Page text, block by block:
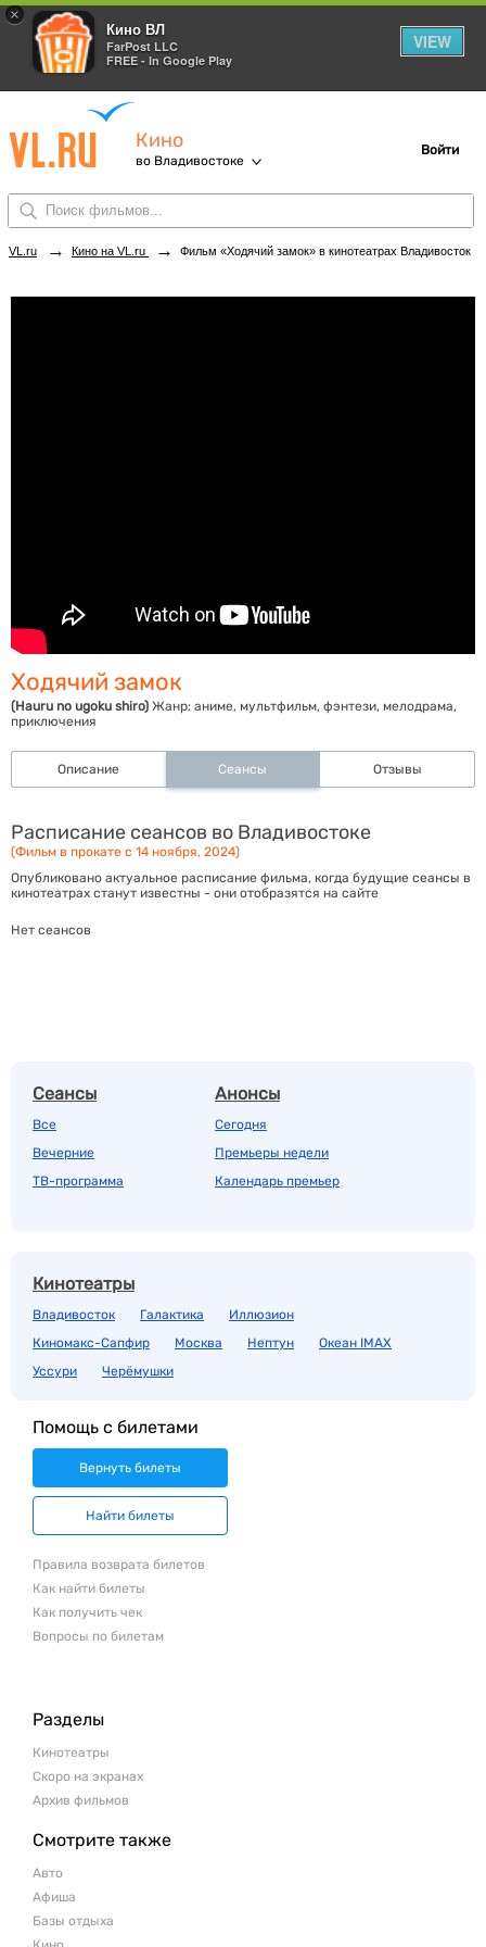
×
Кино ВЛ
FarPost LLC
FREE - In Google Play
VIEW
Кино
во Владивостоке
Войти
VL.ru → Кино на VL.ru → Фильм «Ходячий замок» в кинотеатрах Владивостока. Купить билеты!
Ходячий замок
(Hauru no ugoku shiro) Жанр: аниме, мультфильм, фэнтези, мелодрама,
приключения
Описание Сеансы Отзывы
Расписание сеансов во Владивостоке
(Фильм в прокате с 14 ноября, 2024)
Опубликовано актуальное расписание фильма, когда будущие сеансы в
кинотеатрах станут известны - они отобразятся на сайте
Нет сеансов
Сеансы
Все
Вечерние
ТВ-программа
Анонсы
Сегодня
Премьеры недели
Календарь премьер
Кинотеатры
Владивосток Галактика
Иллюзион
Киномакс-Сапфир
Москва Нептун
Океан IMAX
Уссури
Черёмушки
Помощь с билетами
Вернуть билеты
Найти билеты
Правила возврата билетов
Как найти билеты
Как получить чек
Вопросы по билетам
Разделы
Кинотеатры
Скоро на экранах
Архив фильмов
Смотрите также
Авто
Афиша
Базы отдыха